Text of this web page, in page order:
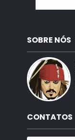
SOBRE NÓS
CONTATOS